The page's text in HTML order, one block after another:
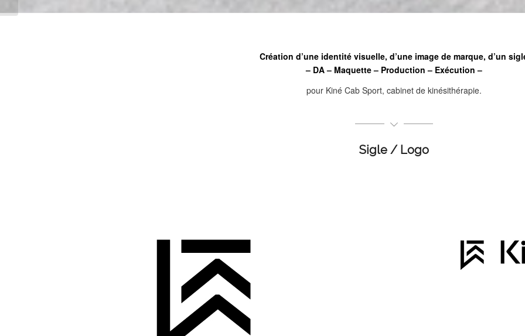
Création d’une identité visuelle, d’une image de marque, d’un
– DA – Maquette – Production – Exécution –
pour Kiné Cab Sport, cabinet de kinésithérapie.
Sigle / Logo